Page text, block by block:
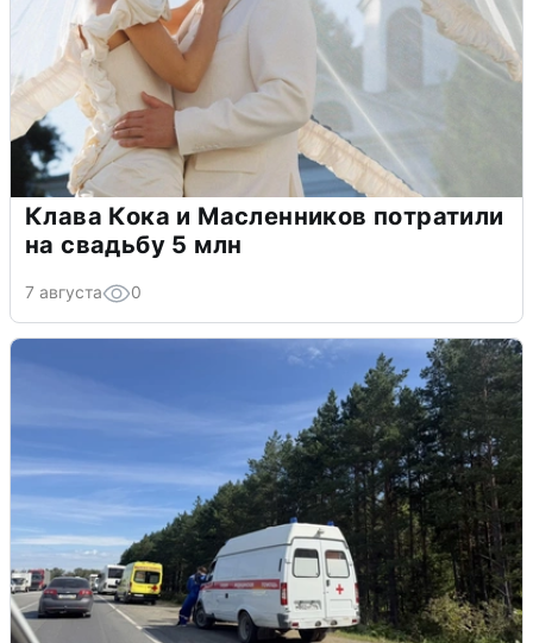
Клава Кока и Масленников потратили
на свадьбу 5 млн
7 августа 0